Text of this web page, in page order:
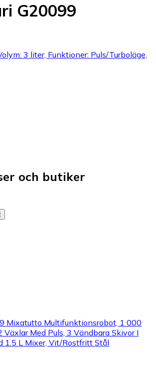
G20099
3 liter, Funktioner: Puls/Turboläge,
och butiker
Mixatutto Multifunktionsrobot, 1 000
Växlar Med Puls, 3 Vändbara Skivor I
1.5 L Mixer, Vit/Rostfritt Stål